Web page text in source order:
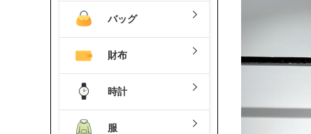
新作入荷！
バッグ
財布
時計
服